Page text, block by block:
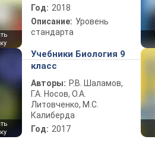
Год: 2018
Описание: Уровень
стандарта
Учебники Биология 9
класс
Авторы: Р.В. Шаламов,
Г.А. Носов, О.А.
Литовченко, М.С.
Калиберда
Год: 2017